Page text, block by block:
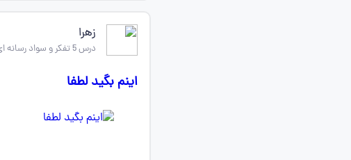
زهرا
درس 5 تفکر و سواد رسانه ای
اینم بگید لطفا